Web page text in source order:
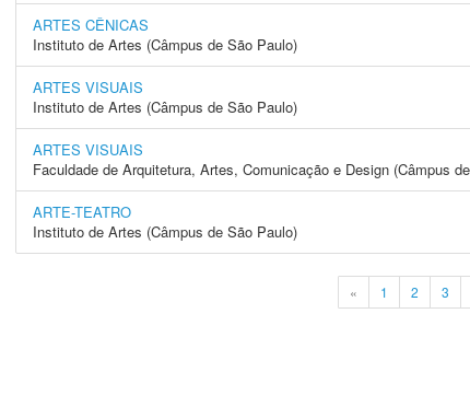
ARTES CÊNICAS
Instituto de Artes (Câmpus de São Paulo)
ARTES VISUAIS
Instituto de Artes (Câmpus de São Paulo)
ARTES VISUAIS
Faculdade de Arquitetura, Artes, Comunicação e Design (Câmpus
ARTE-TEATRO
Instituto de Artes (Câmpus de São Paulo)
« 1 2 3